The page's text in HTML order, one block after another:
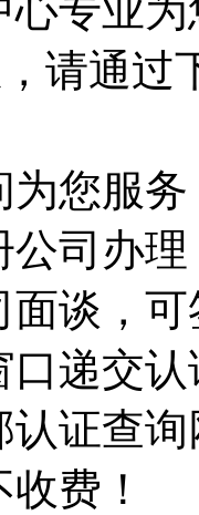
专业为
请通过
您服务
公司办
面谈，
递交认
认证查
费！